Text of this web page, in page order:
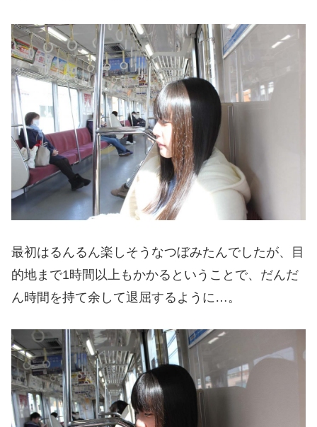
最初はるんるん楽しそうなつぼみたんでしたが、目
的地まで1時間以上もかかるということで、だんだ
ん時間を持て余して退屈するように…。